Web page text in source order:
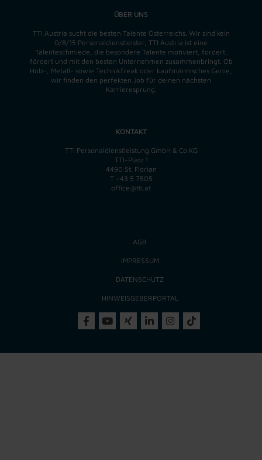
ÜBER UNS
TTI Austria sucht die besten Talente Österreichs. Wir sind kein
0/8/15 Personaldienstleister, TTI Austria ist eine
Talenteschmiede, die besondere Talente motiviert, fordert,
fördert und mit den besten Unternehmen zusammenbringt. Ob
Holz-, Metall- sowie Technikfreak oder kaufmännisches Genie,
wir finden den perfekten Job für deinen nächsten
Karrieresprung.
KONTAKT
TTI Personaldienstleistung GmbH & Co KG
TTI-Platz 1
4490 St. Florian
T +43 5 7505
office@tti.at
AGB
IMPRESSUM
DATENSCHUTZ
HINWEISGEBERPORTAL